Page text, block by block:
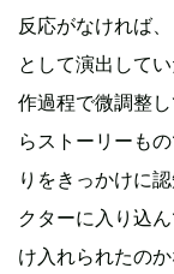
反応がなければ
として演出して
作過程で微調整
らストーリーも
りをきっかけに
クターに入り込
け入れられたのか